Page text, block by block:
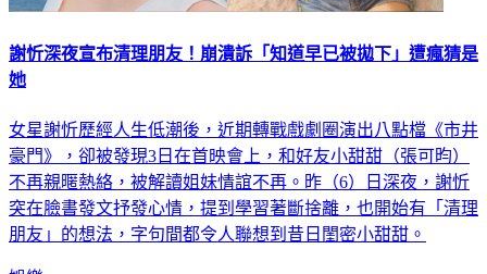
謝忻深夜宣布清理朋友！崩潰訴「知道早已被拋下」遭瘋猜是
她
女星謝忻歷經人生低潮後，近期轉戰戲劇圈演出八點檔《市井
豪門》，卻被發現3日在首映會上，和好友小甜甜（張可昀）
不再親暱熱絡，被解讀姐妹情誼不再。昨（6）日深夜，謝忻
突在臉書發文抒發心情，提到學習著斷捨離，也開始有「清理
朋友」的想法，字句間都令人聯想到昔日閨密小甜甜。